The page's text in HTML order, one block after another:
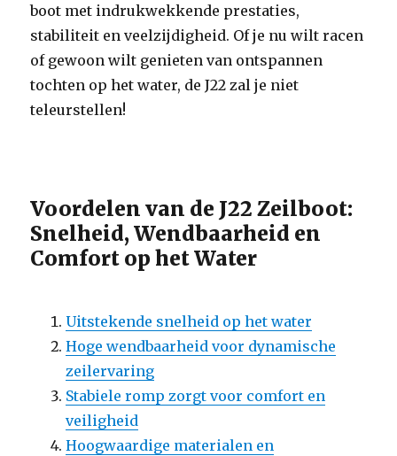
boot met indrukwekkende prestaties,
stabiliteit en veelzijdigheid. Of je nu wilt racen
of gewoon wilt genieten van ontspannen
tochten op het water, de J22 zal je niet
teleurstellen!
Voordelen van de J22 Zeilboot:
Snelheid, Wendbaarheid en
Comfort op het Water
Uitstekende snelheid op het water
Hoge wendbaarheid voor dynamische
zeilervaring
Stabiele romp zorgt voor comfort en
veiligheid
Hoogwaardige materialen en